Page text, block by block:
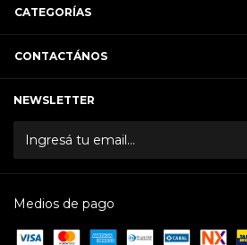
CATEGORÍAS
CONTACTÁNOS
NEWSLETTER
Medios de pago